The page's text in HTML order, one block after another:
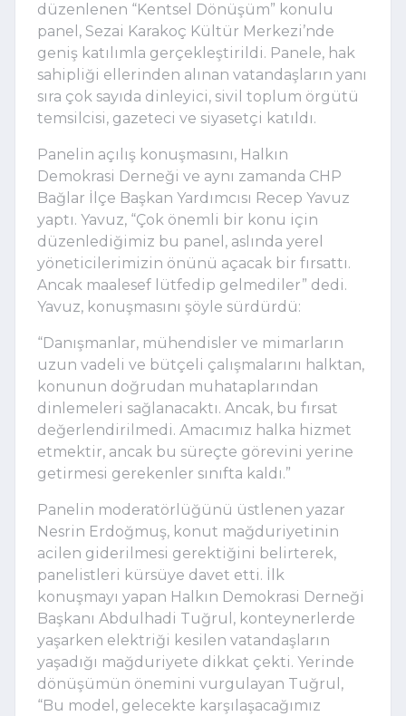
düzenlenen “Kentsel Dönüşüm” konulu
panel, Sezai Karakoç Kültür Merkezi’nde
geniş katılımla gerçekleştirildi. Panele, hak
sahipliği ellerinden alınan vatandaşların yanı
sıra çok sayıda dinleyici, sivil toplum örgütü
temsilcisi, gazeteci ve siyasetçi katıldı.
Panelin açılış konuşmasını, Halkın
Demokrasi Derneği ve aynı zamanda CHP
Bağlar İlçe Başkan Yardımcısı Recep Yavuz
yaptı. Yavuz, “Çok önemli bir konu için
düzenlediğimiz bu panel, aslında yerel
yöneticilerimizin önünü açacak bir fırsattı.
Ancak maalesef lütfedip gelmediler” dedi.
Yavuz, konuşmasını şöyle sürdürdü:
“Danışmanlar, mühendisler ve mimarların
uzun vadeli ve bütçeli çalışmalarını halktan,
konunun doğrudan muhataplarından
dinlemeleri sağlanacaktı. Ancak, bu fırsat
değerlendirilmedi. Amacımız halka hizmet
etmektir, ancak bu süreçte görevini yerine
getirmesi gerekenler sınıfta kaldı.”
Panelin moderatörlüğünü üstlenen yazar
Nesrin Erdoğmuş, konut mağduriyetinin
acilen giderilmesi gerektiğini belirterek,
panelistleri kürsüye davet etti. İlk
konuşmayı yapan Halkın Demokrasi Derneği
Başkanı Abdulhadi Tuğrul, konteynerlerde
yaşarken elektriği kesilen vatandaşların
yaşadığı mağduriyete dikkat çekti. Yerinde
dönüşümün önemini vurgulayan Tuğrul,
“Bu model, gelecekte karşılaşacağımız